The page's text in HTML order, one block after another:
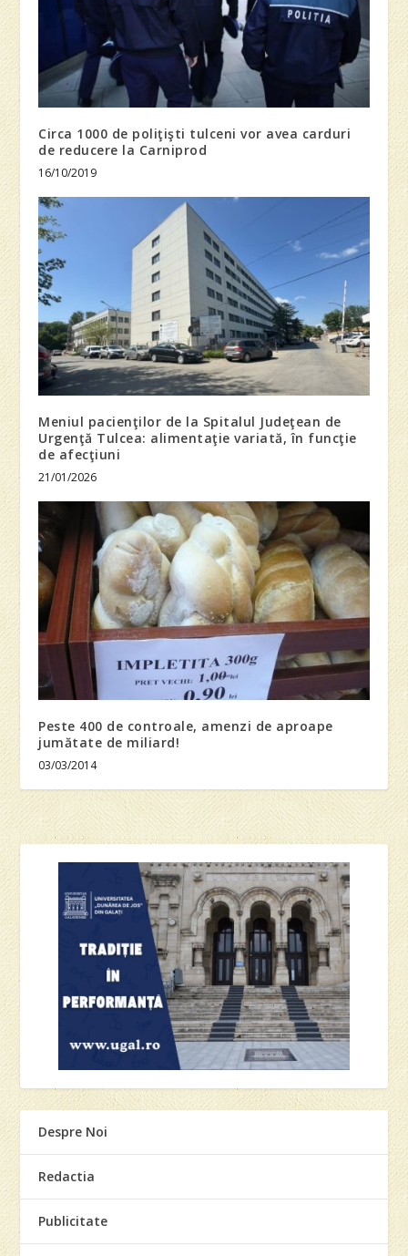
Circa 1000 de poliţişti tulceni vor avea carduri
de reducere la Carniprod
16/10/2019
Meniul pacienţilor de la Spitalul Judeţean de
Urgenţă Tulcea: alimentaţie variată, în funcţie
de afecţiuni
21/01/2026
Peste 400 de controale, amenzi de aproape
jumătate de miliard!
03/03/2014
Despre Noi
Redactia
Publicitate